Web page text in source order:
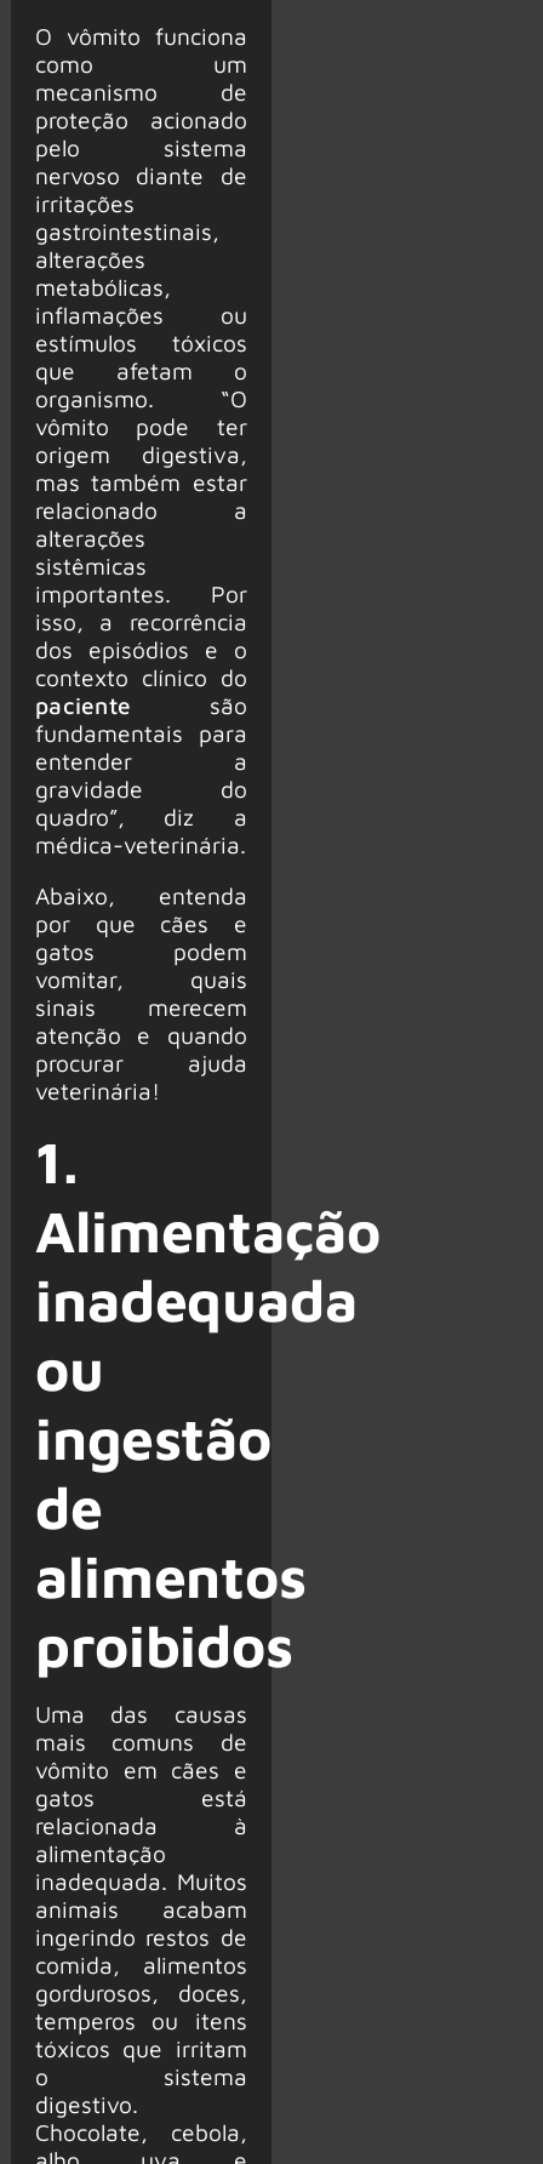
O vômito funciona
como um
mecanismo de
proteção acionado
pelo sistema
nervoso diante de
irritações
gastrointestinais,
alterações
metabólicas,
inflamações ou
estímulos tóxicos
que afetam o
organismo. “O
vômito pode ter
origem digestiva,
mas também estar
relacionado a
alterações
sistêmicas
importantes. Por
isso, a recorrência
dos episódios e o
contexto clínico do
paciente são
fundamentais para
entender a
gravidade do
quadro”, diz a
médica-veterinária.
Abaixo, entenda
por que cães e
gatos podem
vomitar, quais
sinais merecem
atenção e quando
procurar ajuda
veterinária!
1.
Alimentação
inadequada
ou
ingestão
de
alimentos
proibidos
Uma das causas
mais comuns de
vômito em cães e
gatos está
relacionada à
alimentação
inadequada. Muitos
animais acabam
ingerindo restos de
comida, alimentos
gordurosos, doces,
temperos ou itens
tóxicos que irritam
o sistema
digestivo.
Chocolate, cebola,